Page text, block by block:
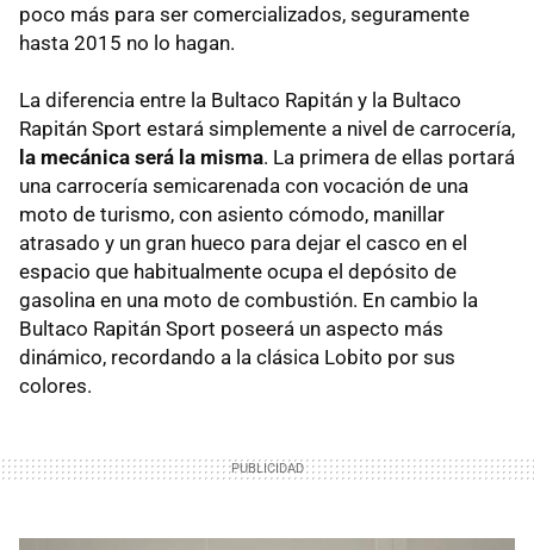
poco más para ser comercializados, seguramente
hasta 2015 no lo hagan.
La diferencia entre la Bultaco Rapitán y la Bultaco
Rapitán Sport estará simplemente a nivel de carrocería,
la mecánica será la misma. La primera de ellas portará
una carrocería semicarenada con vocación de una
moto de turismo, con asiento cómodo, manillar
atrasado y un gran hueco para dejar el casco en el
espacio que habitualmente ocupa el depósito de
gasolina en una moto de combustión. En cambio la
Bultaco Rapitán Sport poseerá un aspecto más
dinámico, recordando a la clásica Lobito por sus
colores.